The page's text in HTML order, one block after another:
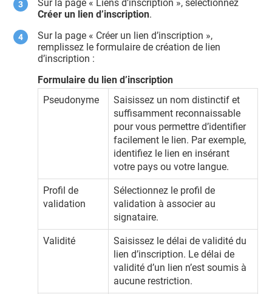
Sur la page « Liens d’inscription », sélectionnez
Créer un lien d’inscription.
Sur la page « Créer un lien d’inscription »,
remplissez le formulaire de création de lien
d’inscription :
Formulaire du lien d’inscription
Pseudonyme
Saisissez un nom distinctif et
suffisamment reconnaissable
pour vous permettre d’identifier
facilement le lien. Par exemple,
identifiez le lien en insérant
votre pays ou votre langue.
Profil de
validation
Sélectionnez le profil de
validation à associer au
signataire.
Validité
Saisissez le délai de validité du
lien d’inscription. Le délai de
validité d’un lien n’est soumis à
aucune restriction.